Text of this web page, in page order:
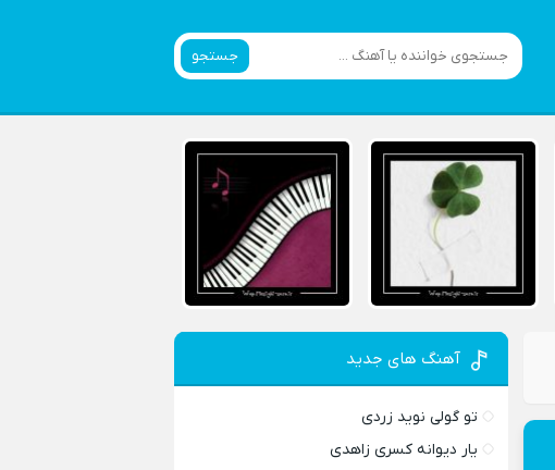
جستجو
آهنگ های جدید
تو گولی نوید زردی
یار دیوانه کسری زاهدی